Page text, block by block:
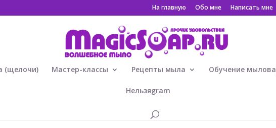
На главную Обо мне Написать мне
(щелочи) Мастер-классы Рецепты мыла Обучение
Нельзяgram